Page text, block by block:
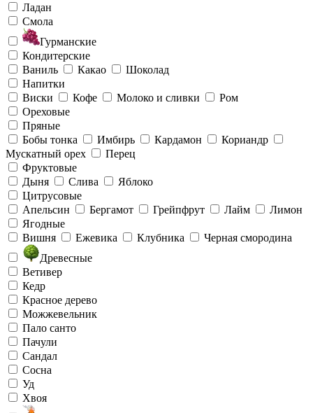
Ладан
Смола
Гурманские
Кондитерские
Ваниль
Какао
Шоколад
Напитки
Виски
Кофе Молоко и сливки
Ром
Ореховые
Пряные
Бобы тонка
Имбирь Кардамон
Кориандр
Мускатный орех
Перец
Фруктовые
Дыня
Слива
Яблоко
Цитрусовые
Апельсин
Бергамот Грейпфрут Лайм
Лимон
Ягодные
Вишня
Ежевика Клубника
Черная смородина
Древесные
Ветивер
Кедр
Красное дерево
Можжевельник
Пало санто
Пачули
Сандал
Сосна
Уд
Хвоя